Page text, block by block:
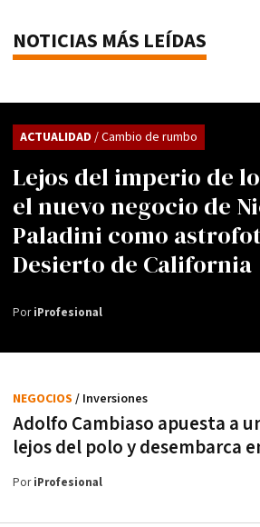
NOTICIAS MÁS LEÍDAS
Lejos del imperio de
el nuevo negocio de
Paladini como
Desierto de California
ACTUALIDAD / Cambio de rumbo
PoriProfesional
Adolfo Cambiaso apuesta a
lejos del polo y desembarca
NEGOCIOS / Inversiones
PoriProfesional